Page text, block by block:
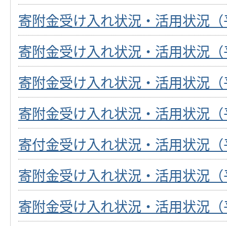
寄附金受け入れ状況・活用状況
寄附金受け入れ状況・活用状況
寄附金受け入れ状況・活用状況
寄附金受け入れ状況・活用状況
寄付金受け入れ状況・活用状況
寄附金受け入れ状況・活用状況
寄附金受け入れ状況・活用状況